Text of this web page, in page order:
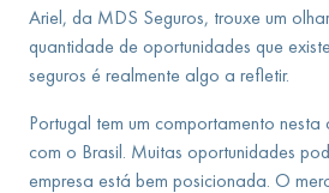
Ariel, da MDS Seguros, trouxe um
quantidade de oportunidades que
seguros é realmente algo a refletir.
Portugal tem um comportamento
com o Brasil. Muitas oportunidades
empresa está bem posicionada. O